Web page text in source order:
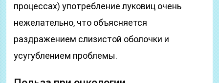
процессах) употребление луковиц очень
нежелательно, что объясняется
раздражением слизистой оболочки и
усугублением проблемы.